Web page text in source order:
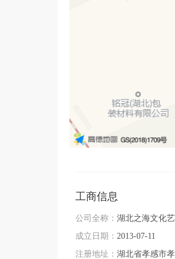
工商信息
公司全称： 湖北之海文化
成立日期： 2013-07-11
注册地址： 湖北省孝感市